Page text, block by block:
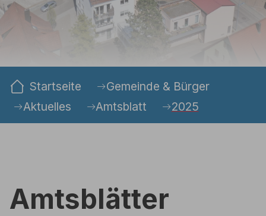
Startseite
Gemeinde & Bürger
Aktuelles
Amtsblatt 2025
Amtsblätter